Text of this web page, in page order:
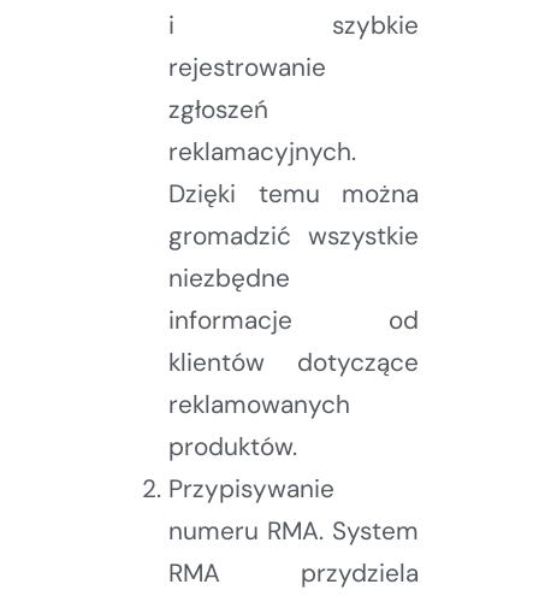
i szybkie
rejestrowanie
zgłoszeń
reklamacyjnych.
Dzięki temu można
gromadzić wszystkie
niezbędne
informacje od
klientów dotyczące
reklamowanych
produktów.
Przypisywanie
numeru RMA. System
RMA przydziela